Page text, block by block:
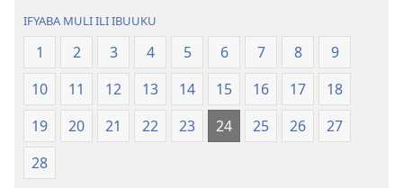
Calo
Cipya
Cipya
IFYABA MULI ILI IBUUKU
1 2 3 4 5 6 7 8
9
10
11 12 13 14 15 16 17
18
19
20 21 22 23 24 25 26
27
28